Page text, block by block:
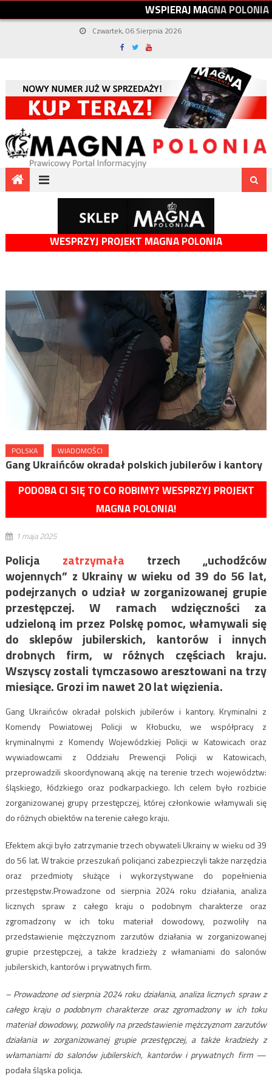
WSPIERAJMAGNAPOLONIA
Czwartek, 06 Sierpnia 2026
WESPRZYJ PROJEKT MAGNA POLONIA
POLSKA WIADOMOŚCI
Gang Ukraińców okradał polskich jubilerów i kantory
PODOBA CI SIĘ TO CO ROBIMY? WESPRZYJ PROJEKT
MAGNA POLONIA!
1 maja 2025
Policja zatrzymała trzech „uchodźców
wojennych” z Ukrainy w wieku od 39 do 56 lat,
podejrzanych o udział w zorganizowanej grupie
przestępczej. W ramach wdzięczności za
udzieloną im przez Polskę pomoc, włamywali się
do sklepów jubilerskich, kantorów i innych
drobnych firm, w różnych częściach kraju.
Wszyscy zostali tymczasowo aresztowani na trzy
miesiące. Grozi im nawet 20 lat więzienia.
Gang Ukraińców okradał polskich jubilerów i kantory. Kryminalni z
Komendy Powiatowej Policji w Kłobucku, we współpracy z
kryminalnymi z Komendy Wojewódzkiej Policji w Katowicach oraz
wywiadowcami z Oddziału Prewencji Policji w Katowicach,
przeprowadzili skoordynowaną akcję na terenie trzech województw:
śląskiego, łódzkiego oraz podkarpackiego. Ich celem było rozbicie
zorganizowanej grupy przestępczej, której członkowie włamywali się
do różnych obiektów na terenie całego kraju.
Efektem akcji było zatrzymanie trzech obywateli Ukrainy w wieku od 39
do 56 lat. W trakcie przeszukań policjanci zabezpieczyli także narzędzia
oraz przedmioty służące i wykorzystywane do popełnienia
przestępstw.Prowadzone od sierpnia 2024 roku działania, analiza
licznych spraw z całego kraju o podobnym charakterze oraz
zgromadzony w ich toku materiał dowodowy, pozwoliły na
przedstawienie mężczyznom zarzutów działania w zorganizowanej
grupie przestępczej, a także kradzieży z włamaniami do salonów
jubilerskich, kantorów i prywatnych firm.
– Prowadzone od sierpnia 2024 roku działania, analiza licznych spraw z
całego kraju o podobnym charakterze oraz zgromadzony w ich toku
materiał dowodowy, pozwoliły na przedstawienie mężczyznom zarzutów
działania w zorganizowanej grupie przestępczej, a także kradzieży z
włamaniami do salonów jubilerskich, kantorów i prywatnych firm—
podała śląska policja.